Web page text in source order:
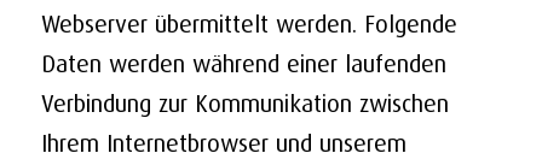
Webserver übermittelt werden. Folgende
Daten werden während einer laufenden
Verbindung zur Kommunikation zwischen
Ihrem Internetbrowser und unserem